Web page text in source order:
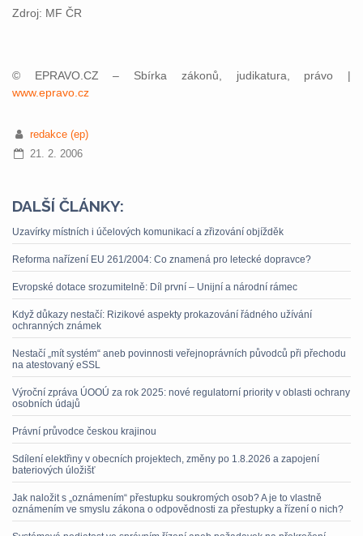
Zdroj: MF ČR
© EPRAVO.CZ – Sbírka zákonů, judikatura, právo |
www.epravo.cz
redakce (ep)
21. 2. 2006
DALŠÍ ČLÁNKY:
Uzavírky místních i účelových komunikací a zřizování objížděk
Reforma nařízení EU 261/2004: Co znamená pro letecké dopravce?
Evropské dotace srozumitelně: Díl první – Unijní a národní rámec
Když důkazy nestačí: Rizikové aspekty prokazování řádného užívání
ochranných známek
Nestačí „mít systém“ aneb povinnosti veřejnoprávních původců při přechodu
na atestovaný eSSL
Výroční zpráva ÚOOÚ za rok 2025: nové regulatorní priority v oblasti ochrany
osobních údajů
Právní průvodce českou krajinou
Sdílení elektřiny v obecních projektech, změny po 1.8.2026 a zapojení
bateriových úložišť
Jak naložit s „oznámením“ přestupku soukromých osob? A je to vlastně
oznámením ve smyslu zákona o odpovědnosti za přestupky a řízení o nich?